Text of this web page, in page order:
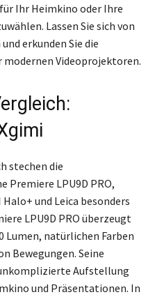
Ihr Heimkino oder Ihre
Lassen Sie sich von
erkunden Sie die
Videoprojektoren.
stechen die
Premiere LPU9D PRO,
und Leica besonders
LPU9D PRO überzeugt
Lumen, natürlichen Farben
Bewegungen. Seine
Aufstellung
und Präsentationen. In